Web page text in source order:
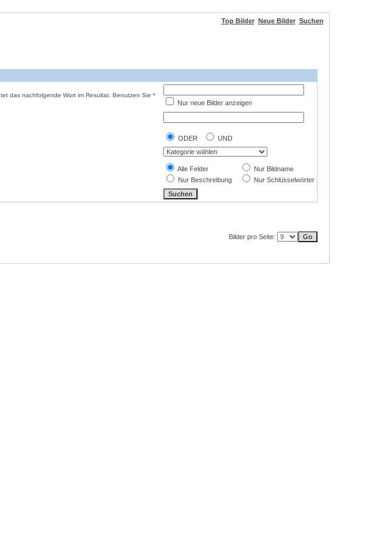
Top Bilder Neue Bilder Suchen
das nachfolgende Wort im Resultat. Benutzen Sie *
Nur neue Bilder anzeigen
ODER
UND
Alle Felder
Nur Bildname
Nur Beschreibung
Nur Schlüsselwörter
Bilder pro Seite: